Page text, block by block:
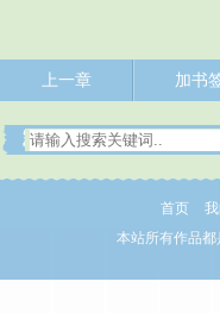
上一章 加书
首页
本站所有作品都